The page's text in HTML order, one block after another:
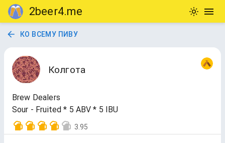
2beer4.me
КО ВСЕМУ ПИВУ
Колгота
Brew Dealers
Sour - Fruited * 5 ABV * 5 IBU
3.95